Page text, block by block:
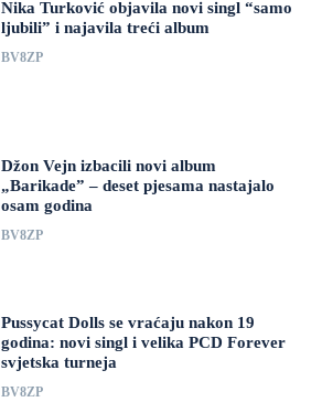
Nika Turković objavila novi singl “samo
ljubili” i najavila treći album
BV8ZP
Džon Vejn izbacili novi album
„Barikade” – deset pjesama nastajalo
osam godina
BV8ZP
Pussycat Dolls se vraćaju nakon 19
godina: novi singl i velika PCD Forever
svjetska turneja
BV8ZP